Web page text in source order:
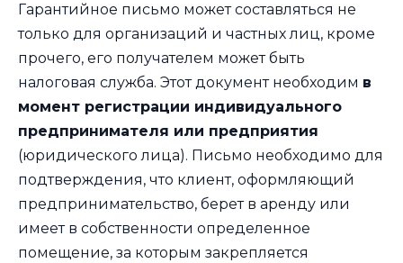
Гарантийное письмо может составляться не
только для организаций и частных лиц, кроме
прочего, его получателем может быть
налоговая служба. Этот документ необходим в
момент регистрации индивидуального
предпринимателя или предприятия
(юридического лица). Письмо необходимо для
подтверждения, что клиент, оформляющий
предпринимательство, берет в аренду или
имеет в собственности определенное
помещение, за которым закрепляется